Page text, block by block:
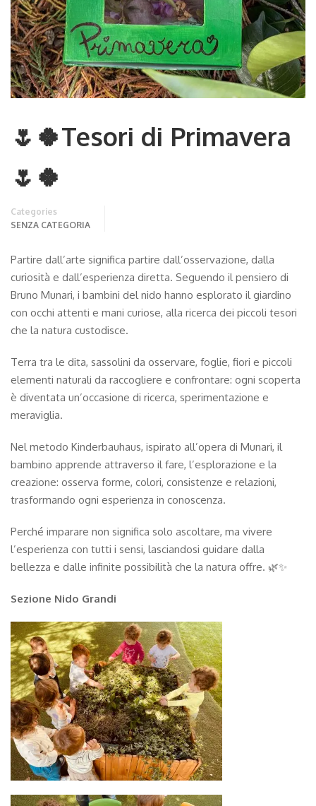
🌷🍀Tesori di Primavera
🌷🍀
Categories
SENZA CATEGORIA
Partire dall’arte significa partire dall’osservazione, dalla
curiosità e dall’esperienza diretta. Seguendo il pensiero di
Bruno Munari, i bambini del nido hanno esplorato il giardino
con occhi attenti e mani curiose, alla ricerca dei piccoli tesori
che la natura custodisce.
Terra tra le dita, sassolini da osservare, foglie, fiori e piccoli
elementi naturali da raccogliere e confrontare: ogni scoperta
è diventata un’occasione di ricerca, sperimentazione e
meraviglia.
Nel metodo Kinderbauhaus, ispirato all’opera di Munari, il
bambino apprende attraverso il fare, l’esplorazione e la
creazione: osserva forme, colori, consistenze e relazioni,
trasformando ogni esperienza in conoscenza.
Perché imparare non significa solo ascoltare, ma vivere
l’esperienza con tutti i sensi, lasciandosi guidare dalla
bellezza e dalle infinite possibilità che la natura offre. 🌿✨
Sezione Nido Grandi